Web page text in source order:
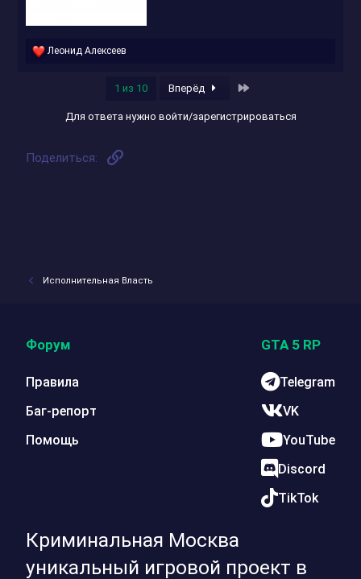
Р
Леонид Алексеев
1 из 10 Вперёд
Для ответа нужно войти/зарегистрироваться
Поделиться:
Исполнительная Власть
Криминальная Москва
уникальный игровой проект в
Форум
Правила
Баг-репорт
Помощь
GTA 5 RP
Telegram
VK
YouTube
Discord
TikTok